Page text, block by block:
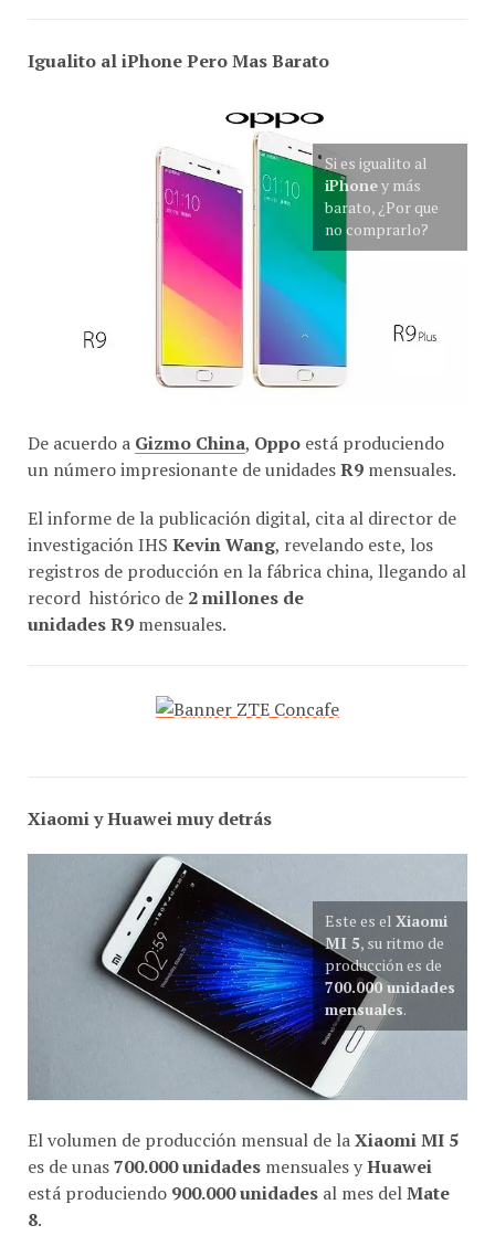
iPhoney más
barato, ¿Por que
no comprarlo?
un número impresionante de unidades R9mensuales.
investigación IHSKevin Wang, revelando este, los
registros de producción en la fábrica china, llegando al
record histórico de2 millones de
unidadesR9mensuales.
MI 5 , su ritmo de
producción es de
700.000 unidades
mensuales.
es de unas700.000 unidadesmensuales yHuawei
está produciendo900.000 unidadesal mes delMate
8.